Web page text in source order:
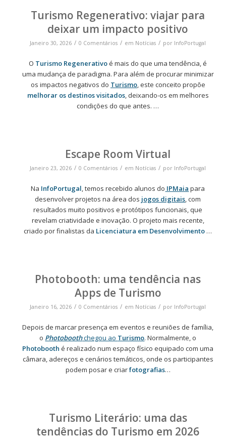
Turismo Regenerativo: viajar para
deixar um impacto positivo
Janeiro 30, 2026 / 0 Comentários / em Notícias / por InfoPortugal
O Turismo Regenerativoé mais do que uma tendência, é
uma mudança de paradigma. Para além de procurar minimizar
os impactos negativos do Turismo, este conceito propõe
melhorar os destinos visitados, deixando-os em melhores
condições do que antes. …
Escape Room Virtual
Janeiro 23, 2026 / 0 Comentários / em Notícias / por InfoPortugal
Na InfoPortugal, temos recebido alunos do IPMaia para
desenvolver projetos na área dos jogos digitais, com
resultados muito positivos e protótipos funcionais, que
revelam criatividade e inovação. O projeto mais recente,
criado por finalistas da Licenciatura em Desenvolvimento …
Photobooth: uma tendência nas
Apps de Turismo
Janeiro 16, 2026 / 0 Comentários / em Notícias / por InfoPortugal
Depois de marcar presença em eventos e reuniões de família,
o Photoboothchegou ao Turismo. Normalmente, o
Photobooth é realizado num espaço físico equipado com uma
câmara, adereços e cenários temáticos, onde os participantes
podem posar e criarfotografias…
Turismo Literário: uma das
tendências do Turismo em 2026